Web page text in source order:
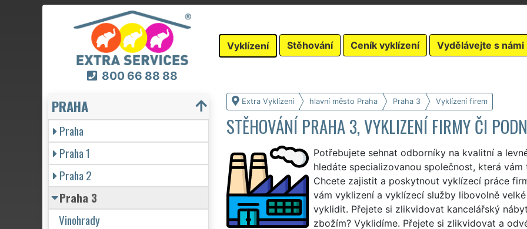
800 66 88 88
Vyklízení Stěhování Ceník vyklízení Vydělávejte s námi
Extra Vyklízení hlavní město Praha Praha 3 Vyklízení firem
STĚHOVÁNÍ PRAHA 3, VYKLIZENÍ FIRMY ČI
Potřebujete sehnat odborníky na kvalitní a
hledáte specializovanou společnost, která
Chcete zajistit a poskytnout vyklízecí práce
vám vyklizení a vyklízecí služby libovolně
vyklidit. Přejete si zlikvidovat kancelářský
zbožím? Vyklidíme. Přejete si zlikvidovat a
PRAHA
Praha
Praha 1
Praha 2
Praha 3
Vinohrady